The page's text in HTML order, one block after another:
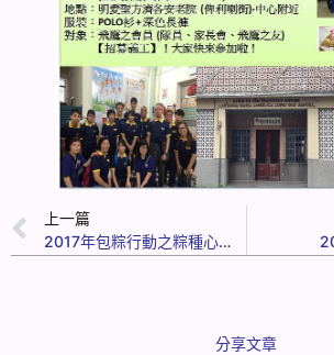
上一篇
2017年包粽行動之粽種心中情
分享文章